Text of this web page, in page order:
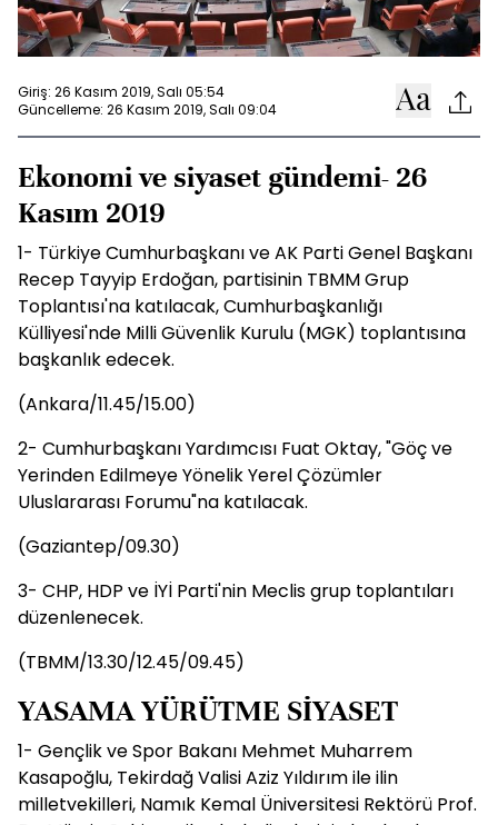
Giriş: 26 Kasım 2019, Salı 05:54
Güncelleme: 26 Kasım 2019, Salı 09:04
Ekonomi ve siyaset gündemi- 26
Kasım 2019
1- Türkiye Cumhurbaşkanı ve AK Parti Genel Başkanı
Recep Tayyip Erdoğan, partisinin TBMM Grup
Toplantısı'na katılacak, Cumhurbaşkanlığı
Külliyesi'nde Milli Güvenlik Kurulu (MGK) toplantısına
başkanlık edecek.
(Ankara/11.45/15.00)
2- Cumhurbaşkanı Yardımcısı Fuat Oktay, "Göç ve
Yerinden Edilmeye Yönelik Yerel Çözümler
Uluslararası Forumu"na katılacak.
(Gaziantep/09.30)
3- CHP, HDP ve İYİ Parti'nin Meclis grup toplantıları
düzenlenecek.
(TBMM/13.30/12.45/09.45)
YASAMA YÜRÜTME SİYASET
1- Gençlik ve Spor Bakanı Mehmet Muharrem
Kasapoğlu, Tekirdağ Valisi Aziz Yıldırım ile ilin
milletvekilleri, Namık Kemal Üniversitesi Rektörü Prof.